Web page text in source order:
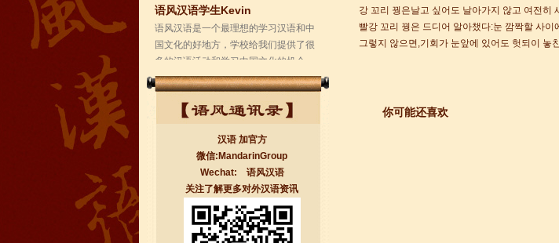
无锡语风汉语学校Jessie
我学习汉语已经八年了,我能听明白别人
说汉语,但是我自己说汉语却觉得说不出
汉语 加官方
微信:MandarinGroup
Wechat: 语风汉语
关注了解更多对外汉语资讯
강 꼬리 꿩은날고 싶어도 날아가지 않고 여전히
빨강 꼬리 꿩은 드디어 알아챘다:눈 깜짝할 사
그렇지 않으면,기회가 눈앞에 있어도 헛되이 놓
你可能还喜欢